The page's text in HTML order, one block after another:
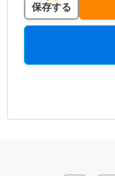
保存する